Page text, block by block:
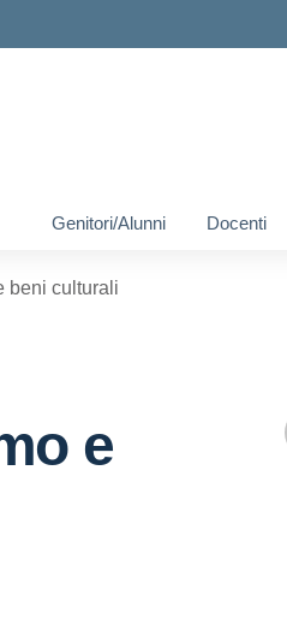
Genitori/Alunni Docenti
beni culturali
e